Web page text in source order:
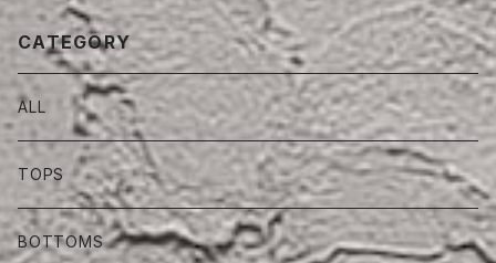
CATEGORY
ALL
TOPS
BOTTOMS